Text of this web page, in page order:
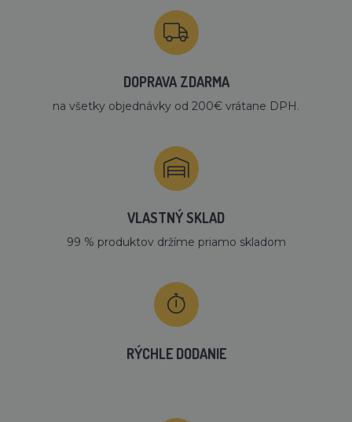
DOPRAVA ZDARMA
na všetky objednávky od 200€ vrátane DPH.
VLASTNÝ SKLAD
99 % produktov držíme priamo skladom
RÝCHLE DODANIE